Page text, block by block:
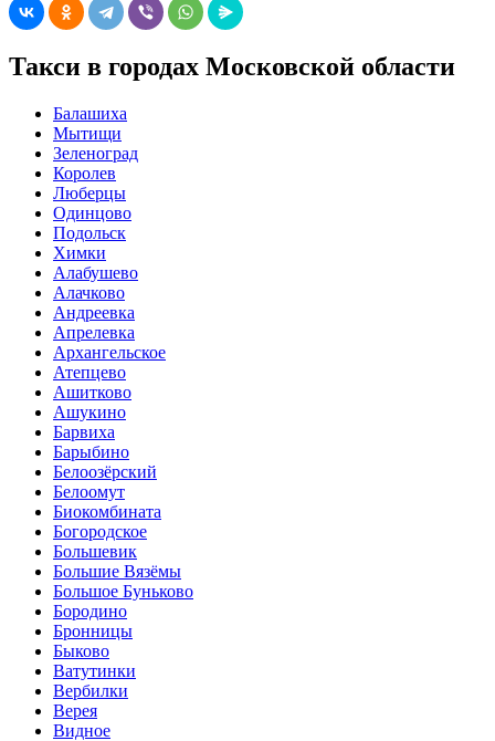
Такси в городах Московской области
Балашиха
Мытищи
Зеленоград
Королев
Люберцы
Одинцово
Подольск
Химки
Алабушево
Алачково
Андреевка
Апрелевка
Архангельское
Атепцево
Ашитково
Ашукино
Барвиха
Барыбино
Белоозёрский
Белоомут
Биокомбината
Богородское
Большевик
Большие Вязёмы
Большое Буньково
Бородино
Бронницы
Быково
Ватутинки
Вербилки
Верея
Видное